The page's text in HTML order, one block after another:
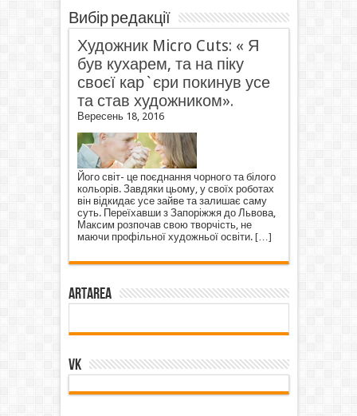
Вибір редакції
Художник Micro Cuts: « Я
був кухарем, та на піку
своєї кар`єри покинув усе
та став художником».
Вересень 18, 2016
Його світ- це поєднання чорного та білого
кольорів. Завдяки цьому, у своїх роботах
він відкидає усе зайве та залишає саму
суть. Переїхавши з Запоріжжя до Львова,
Максим розпочав свою творчість, не
маючи профільної художньої освіти. […]
ArtArea
VK